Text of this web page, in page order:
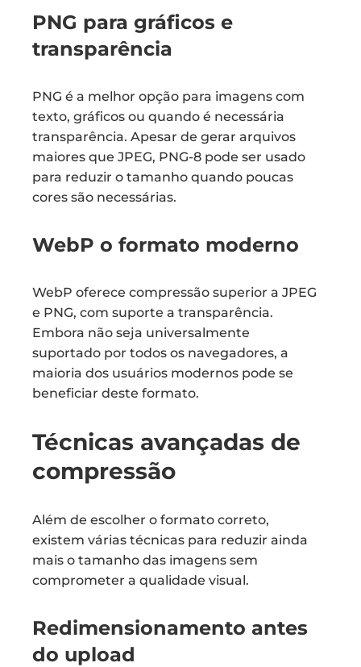
PNG para gráficos e
transparência
PNG é a melhor opção para imagens com
texto, gráficos ou quando é necessária
transparência. Apesar de gerar arquivos
maiores que JPEG, PNG-8 pode ser usado
para reduzir o tamanho quando poucas
cores são necessárias.
WebP o formato moderno
WebP oferece compressão superior a JPEG
e PNG, com suporte a transparência.
Embora não seja universalmente
suportado por todos os navegadores, a
maioria dos usuários modernos pode se
beneficiar deste formato.
Técnicas avançadas de
compressão
Além de escolher o formato correto,
existem várias técnicas para reduzir ainda
mais o tamanho das imagens sem
comprometer a qualidade visual.
Redimensionamento antes
do upload